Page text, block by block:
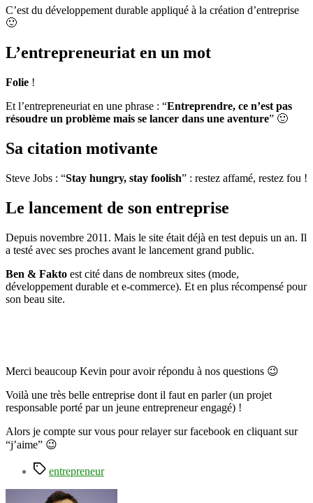
C’est du développement durable appliqué à la création d’entreprise
🙂
L’entrepreneuriat en un mot
Folie !
Et l’entrepreneuriat en une phrase : “Entreprendre, ce n’est pas
résoudre un problème mais se lancer dans une aventure” 🙂
Sa citation motivante
Steve Jobs : “Stay hungry, stay foolish” : restez affamé, restez fou !
Le lancement de son entreprise
Depuis novembre 2011. Mais le site était déjà en test depuis un an. Il
a testé avec ses proches avant le lancement grand public.
Ben & Fakto est cité dans de nombreux sites (mode,
développement durable et e-commerce). Et en plus récompensé pour
son beau site.
Merci beaucoup Kevin pour avoir répondu à nos questions 😉
Voilà une très belle entreprise dont il faut en parler (un projet
responsable porté par un jeune entrepreneur engagé) !
Alors je compte sur vous pour relayer sur facebook en cliquant sur
“j’aime” 😉
Étiquettes
entrepreneur